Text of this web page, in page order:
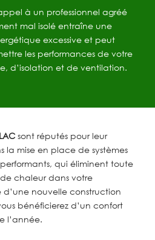
à un professionnel agréé
mal isolé entraîne une
excessive et peut
les performances de votre
d’isolation et de ventilation.
sont réputés pour leur
la mise en place de systèmes
qui éliminent toute
chaleur dans votre
d’une nouvelle construction
bénéficierez d’un confort
l’année.